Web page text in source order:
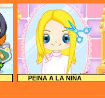
PEINA A LA NIÑA